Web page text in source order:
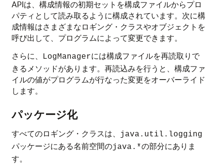
APIは、構成情報の初期セットを構成ファイルからプロ
パティとして読み取るように構成されています。次に構
成情報はさまざまなロギング・クラスやオブジェクトを
呼び出して、プログラムによって変更できます。
さらに、
LogManagerには構成ファイルを再読取りで
きるメソッドがあります。再読込みを行うと、構成ファ
イルの値がプログラムが行なった変更をオーバーライド
します。
パッケージ化
すべてのロギング・クラスは、 java.util.logging
パッケージにある名前空間のjava.*の部分にありま
す。